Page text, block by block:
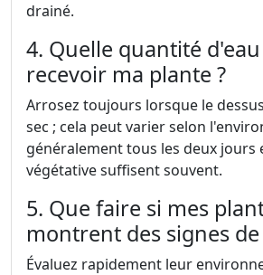
drainé.
4. Quelle quantité
recevoir ma plante ?
Arrosez toujours lorsque le
sec ; cela peut varier selon
généralement tous les deux jours
végétative suffisent souvent.
5. Que faire si mes
montrent des signes de
Évaluez rapidement leur